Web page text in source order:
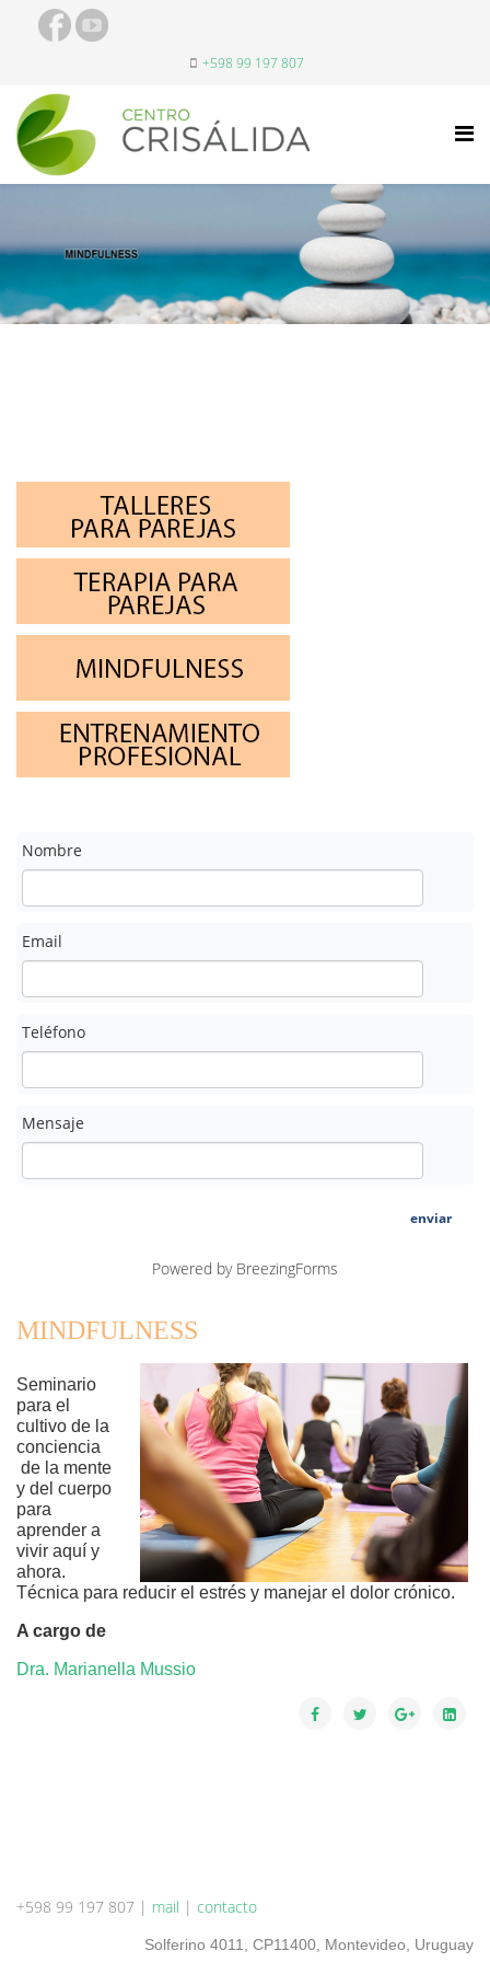
+598 99 197 807
Nombre
Email
Teléfono
Mensaje
enviar
Powered by BreezingForms
MINDFULNESS
Seminario
para el
cultivo de la
conciencia
de la mente
y del cuerpo
para
aprender a
vivir aquí y
ahora.
Técnica para reducir el estrés y manejar el dolor crónico.
A cargo de
Dra. Marianella Mussio
+598 99 197 807 | mail | contacto
Solferino 4011, CP11400, Montevideo, Uruguay